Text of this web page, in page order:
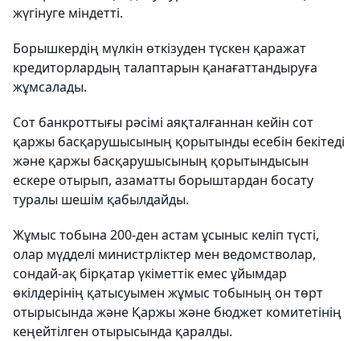
жүгінуге міндетті.
Борышкердің мүлкін өткізуден түскен қаражат
кредиторлардың талаптарын қанағаттандыруға
жұмсалады.
Сот банкроттығы рәсімі аяқталғаннан кейін сот
қаржы басқарушысының қорытынды есебін бекітеді
және қаржы басқарушысының қорытындысын
ескере отырып, азаматты борыштардан босату
туралы шешім қабылдайды.
Жұмыс тобына 200-ден астам ұсыныс келіп түсті,
олар мүдделі министрліктер мен ведомстволар,
сондай-ақ бірқатар үкіметтік емес ұйымдар
өкілдерінің қатысуымен жұмыс тобының он төрт
отырысында және Қаржы және бюджет комитетінің
кеңейтілген отырысында қаралды.